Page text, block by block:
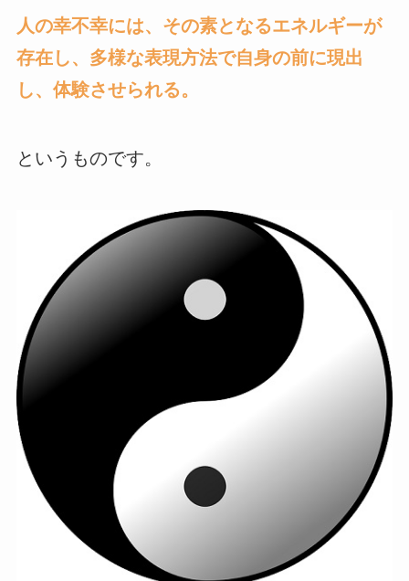
人の幸不幸には、その素となるエネルギーが
存在し、多様な表現方法で自身の前に現出
し、体験させられる。
というものです。